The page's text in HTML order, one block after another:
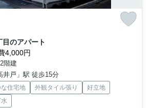
のアパート
4,000円
階建
井戸」駅 徒歩15分
な住宅地 外観タイル張り
好立地